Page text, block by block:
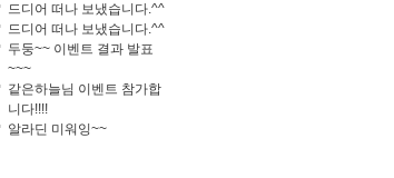
드디어 떠나 보냈습니다.^^
드디어 떠나 보냈습니다.^^
두둥~~ 이벤트 결과 발표
~~~
같은하늘님 이벤트 참가합
니다!!!!
알라딘 미워잉~~